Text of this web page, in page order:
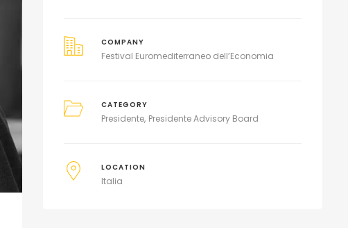
COMPANY
Festival Euromediterraneo dell’Economia
CATEGORY
Presidente Presidente Advisory Board
LOCATION
Italia